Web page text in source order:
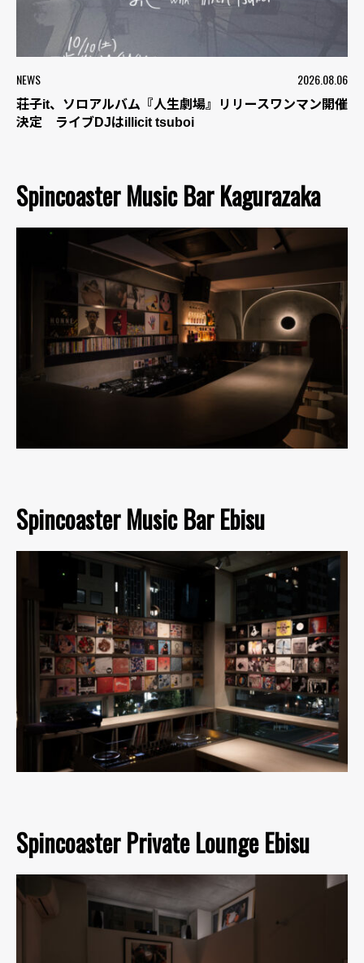
NEWS 2026.08.06
荘子it、ソロアルバム『人生劇場』リリースワンマン開催
決定 ライブDJはillicit tsuboi
Spincoaster Music Bar Kagurazaka
Spincoaster Music Bar Ebisu
Spincoaster Private Lounge Ebisu